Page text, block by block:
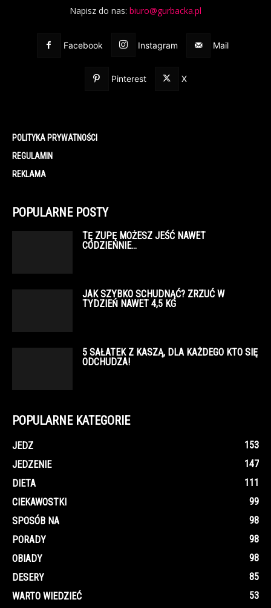
Napisz do nas: biuro@gurbacka.pl
Facebook Instagram Mail
Pinterest X
POLITYKA PRYWATNOŚCI
REGULAMIN
REKLAMA
POPULARNE POSTY
TĘ ZUPĘ MOŻESZ JEŚĆ NAWET
CODZIENNIE…
JAK SZYBKO SCHUDNĄĆ? ZRZUĆ W
TYDZIEŃ NAWET 4,5 KG
5 SAŁATEK Z KASZĄ, DLA KAŻDEGO KTO SIĘ
ODCHUDZA!
POPULARNE KATEGORIE
JEDZ
153
JEDZENIE
147
DIETA
111
CIEKAWOSTKI
99
SPOSÓB NA
98
PORADY
98
OBIADY
98
DESERY
85
WARTO WIEDZIEĆ
53